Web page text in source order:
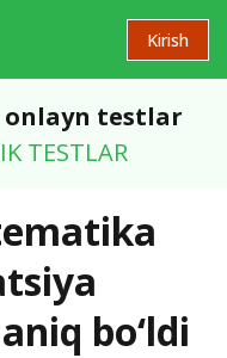
Kirish
testlar
TESTLAR
bo‘ldi